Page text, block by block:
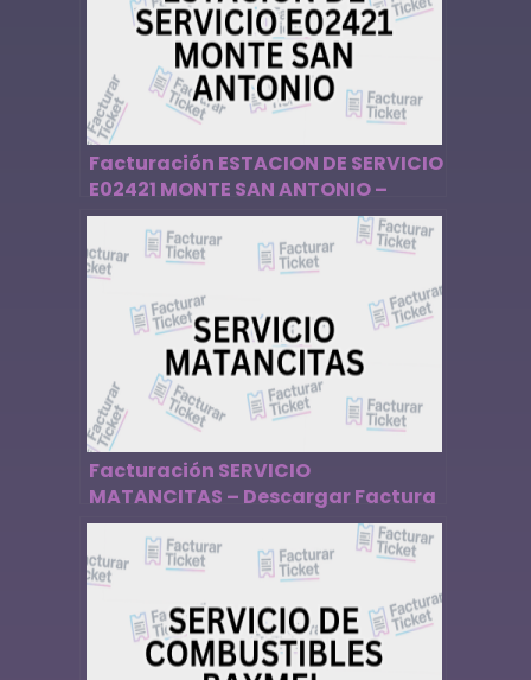
Facturación ESTACION DE SERVICIO
E02421 MONTE SAN ANTONIO –
Descargar Factura
Facturación SERVICIO
MATANCITAS – Descargar Factura